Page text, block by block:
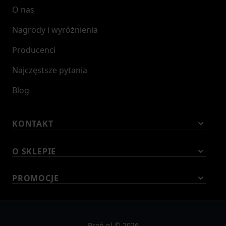
O nas
Nagrody i wyróżnienia
Producenci
Najczęstsze pytania
Blog
KONTAKT
O SKLEPIE
PROMOCJE